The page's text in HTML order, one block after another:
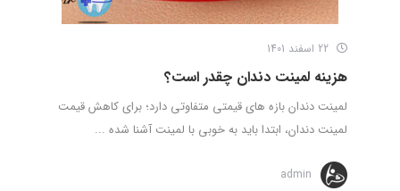
هزینه لمینت دندان چقدر است؟
لمینت دندان بازه ­های قیمتی متفاوتی دارد؛ برای کاهش قیمت
لمینت دندان، ابتدا باید به خوبی با لمینت آشنا شده ...
admin